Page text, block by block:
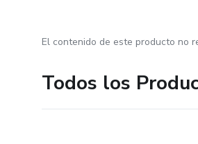
El contenido de este producto no
Todos los